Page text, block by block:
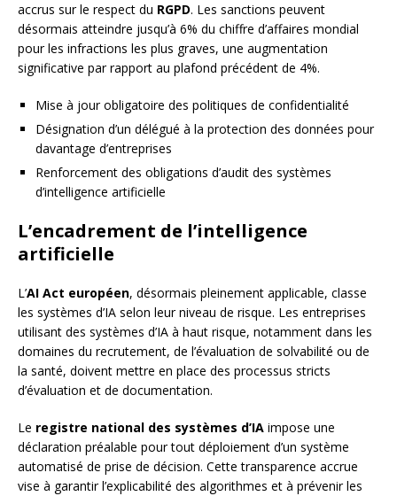
accrus sur le respect du RGPD. Les sanctions peuvent
désormais atteindre jusqu’à 6% du chiffre d’affaires mondial
pour les infractions les plus graves, une augmentation
significative par rapport au plafond précédent de 4%.
Mise à jour obligatoire des politiques de confidentialité
Désignation d’un délégué à la protection des données pour
davantage d’entreprises
Renforcement des obligations d’audit des systèmes
d’intelligence artificielle
L’encadrement de l’intelligence
artificielle
L’AI Act européen, désormais pleinement applicable, classe
les systèmes d’IA selon leur niveau de risque. Les entreprises
utilisant des systèmes d’IA à haut risque, notamment dans les
domaines du recrutement, de l’évaluation de solvabilité ou de
la santé, doivent mettre en place des processus stricts
d’évaluation et de documentation.
Le registre national des systèmes d’IA impose une
déclaration préalable pour tout déploiement d’un système
automatisé de prise de décision. Cette transparence accrue
vise à garantir l’explicabilité des algorithmes et à prévenir les